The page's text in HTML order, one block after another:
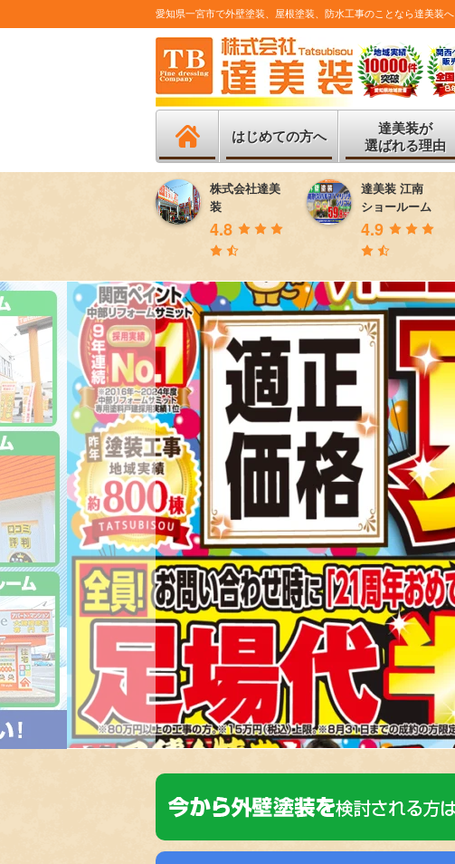
愛知県一宮市で外壁塗装、屋根塗装、防水工事のことなら達美装へ
はじめての方へ
達美装が
選ばれる理由
株式会社達美
装
4.8
達美装 江南
ショールーム
4.9